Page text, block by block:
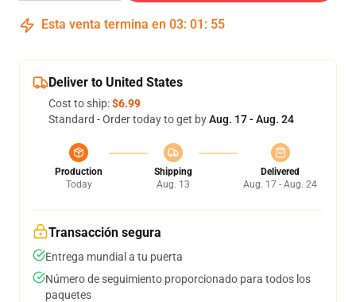
Esta venta termina en 03: 01 : 54
Deliver to United States
Cost to ship:$6.99
Standard - Order today to get byAug. 17 - Aug. 24
Production
Today
Shipping
Aug. 13
Delivered
Aug. 17 - Aug. 24
Transacción segura
Entrega mundial a tu puerta
Número de seguimiento proporcionado para todos los
paquetes